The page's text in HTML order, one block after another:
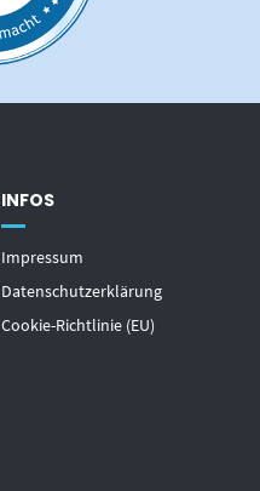
INFOS
Impressum
Datenschutzerklärung
Cookie-Richtlinie (EU)